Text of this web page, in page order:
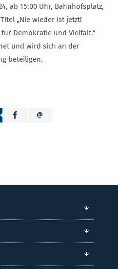
ab 15:00 Uhr, Bahnhofsplatz,
„Nie wieder ist jetzt!
Demokratie und Vielfalt.“
und wird sich an der
beteiligen.